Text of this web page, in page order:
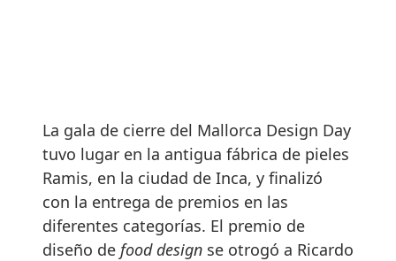
La gala de cierre del Mallorca Design Day
tuvo lugar en la antigua fábrica de pieles
Ramis, en la ciudad de Inca, y finalizó
con la entrega de premios en las
diferentes categorías. El premio de
diseño de food design se otrogó a Ricardo